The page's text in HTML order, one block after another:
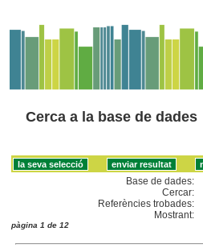
Cerca a la base de dades
Base de dades:
Cercar:
Referències trobades:
Mostrant:
pàgina 1 de 12